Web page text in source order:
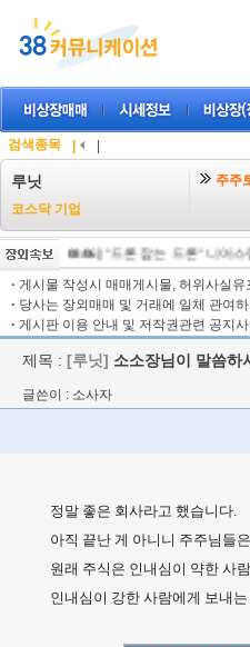
검색종목
루닛
코스닥 기업
주주
[08/06]"드론 잡는 드론" 니어스
· 게시물 작성시 매매게시물, 허위사실
· 당사는 장외매매 및 거래에 일체 관여
· 게시판 이용 안내 및 저작권관련 공지
제목 : [루닛] 소소장님이 말씀하
글쓴이 : 소사자
정말 좋은 회사라고 했습니다.
아직 끝난 게 아니니 주주님들
원래 주식은 인내심이 약한 사
인내심이 강한 사람에게 보내